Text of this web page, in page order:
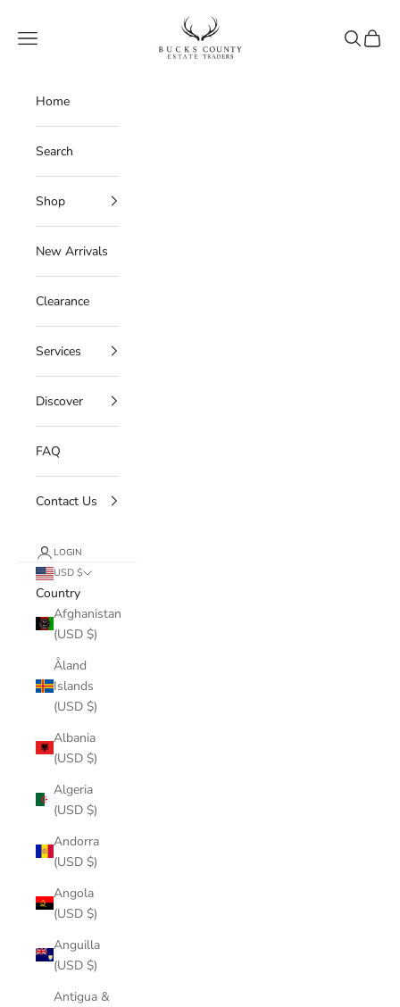
Bucks County Estate Traders
Navigation menu
Search
Cart
Home
Search
Shop
New Arrivals
Clearance
Services
Discover
FAQ
Contact Us
LOGIN
USD $
Country
Afghanistan
(USD $)
Åland
Islands
(USD $)
Albania
(USD $)
Algeria
(USD $)
Andorra
(USD $)
Angola
(USD $)
Anguilla
(USD $)
Antigua &